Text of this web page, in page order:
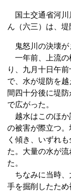
国土交通省河川
ん（六三）は、堤
鬼怒川の決壊が
一年前、上流の
り、九月十日午
で、水が堤防を
間四十分後に堤
で広がった。
越水はこのほか
の被害が際立つ
く傾き、いずれ
た。大量の水が
た。
ちなみに当時、
手を掘削したた